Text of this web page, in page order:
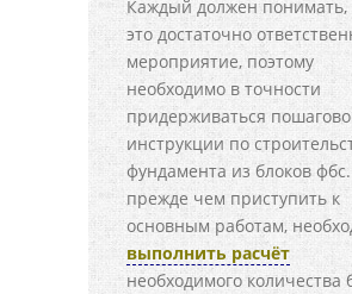
Каждый должен понимать,
это достаточно
мероприятие, поэтому
необходимо в точности
придерживаться
инструкции по
фундамента из блоков
прежде чем приступить к
основным работам,
выполнить расчёт
необходимого количества